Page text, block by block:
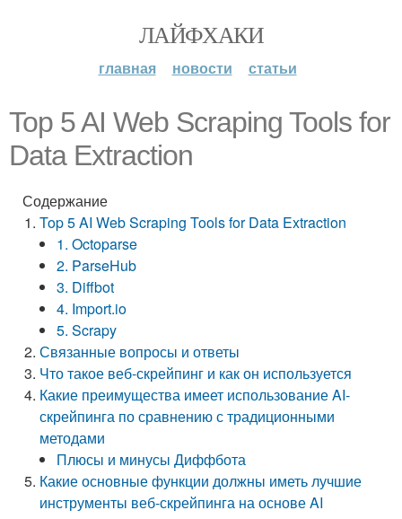
ЛАЙФХАКИ
главная новости статьи
Top 5 AI Web Scraping Tools for
Data Extraction
Содержание
Top 5 AI Web Scraping Tools for Data Extraction
1. Octoparse
2. ParseHub
3. Diffbot
4. Import.io
5. Scrapy
Связанные вопросы и ответы
Что такое веб-скрейпинг и как он используется
Какие преимущества имеет использование AI-
скрейпинга по сравнению с традиционными
методами
Плюсы и минусы Диффбота
Какие основные функции должны иметь лучшие
инструменты веб-скрейпинга на основе AI